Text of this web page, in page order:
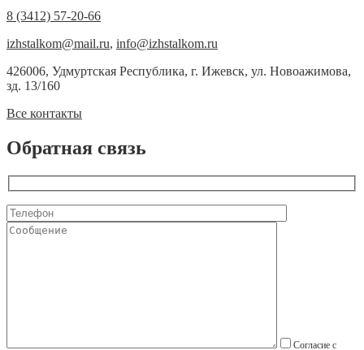
8 (3412) 57-20-66
izhstalkom@mail.ru, info@izhstalkom.ru
426006, Удмуртская Республика, г. Ижевск, ул. Новоажимова,
зд. 13/160
Все контакты
Обратная связь
Согласие с